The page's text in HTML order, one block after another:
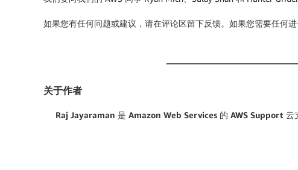
如果您有任何问题或建议，请在评论区留下反馈。如果您需要任何
关于作者
Raj Jayaraman 是 Amazon Web Services 的 AWS Support 云